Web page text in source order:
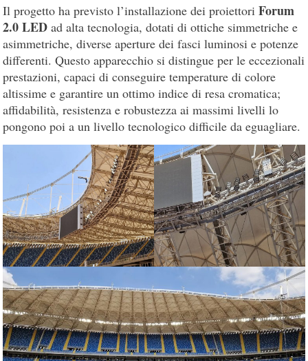
Il progetto ha previsto l’installazione dei proiettoriForum
2.0 LED ad alta tecnologia, dotati di ottiche simmetriche e
asimmetriche, diverse aperture dei fasci luminosi e potenze
differenti. Questo apparecchio si distingue per le eccezionali
prestazioni, capaci di conseguire temperature di colore
altissime e garantire un ottimo indice di resa cromatica;
affidabilità, resistenza e robustezza ai massimi livelli lo
pongono poi a un livello tecnologico difficile da eguagliare.